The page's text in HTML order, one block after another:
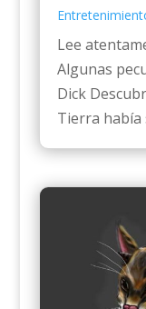
Lee
Algunas
Dick
Tierra había